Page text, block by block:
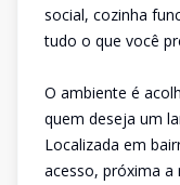
social, cozinha
tudo o que você
O ambiente é
quem deseja um
Localizada em
acesso, próxima a